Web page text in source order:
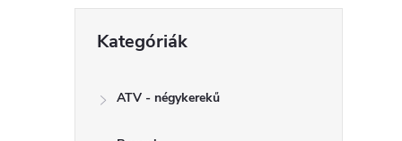
O
átugrása
Kategóriák
ATV - négykerekű